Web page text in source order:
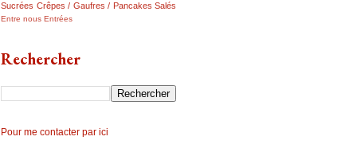
Sucrées Crêpes / Gaufres / Pancakes Salés
Entre nous Entrées
Rechercher
Pour me contacter par ici